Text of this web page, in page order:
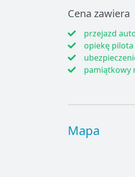
Cena zawiera
przejazd
opiekę
pamiątkowy
Mapa